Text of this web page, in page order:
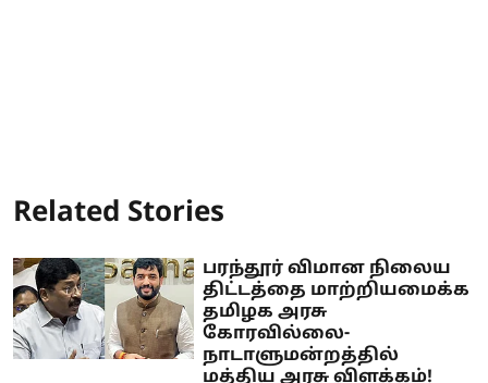
Related Stories
பரந்தூர் விமான நிலைய
திட்டத்தை மாற்றியமைக்க
தமிழக அரசு
கோரவில்லை-
நாடாளுமன்றத்தில்
மத்திய அரசு விளக்கம்!